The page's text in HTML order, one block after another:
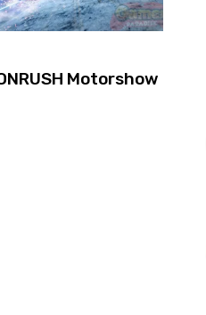
Motorshow